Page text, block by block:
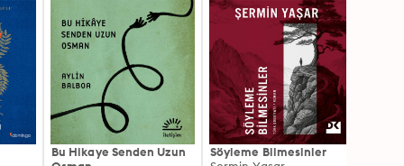
Bu Hikaye Senden Uzun
Söyleme Bilmesinler